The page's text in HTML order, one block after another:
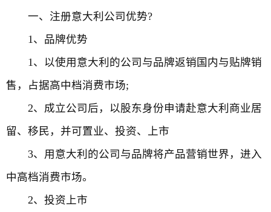
一、注册意大利公司优势?
1、品牌优势
1、以使用意大利的公司与品牌返销国内与贴牌销
售，占据高中档消费市场;
2、成立公司后，以股东身份申请赴意大利商业居
留、移民，并可置业、投资、上市
3、用意大利的公司与品牌将产品营销世界，进入
中高档消费市场。
2、投资上市